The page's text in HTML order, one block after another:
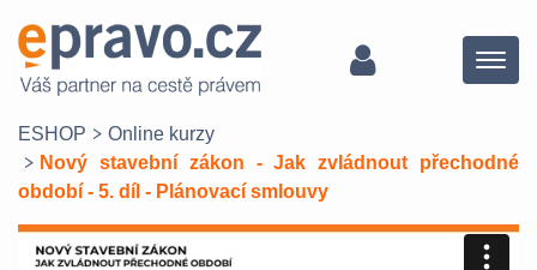
Menu
ESHOP
Online kurzy
Nový stavební zákon - Jak zvládnout přechodné
období - 5. díl - Plánovací smlouvy